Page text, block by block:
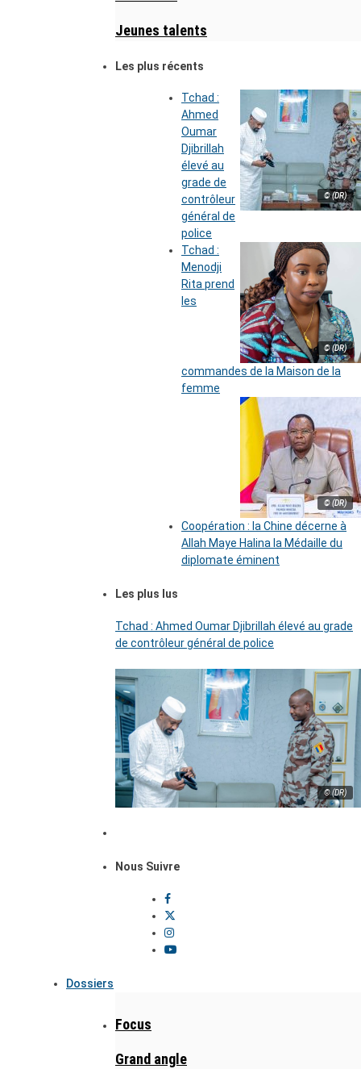
Jeunes talents
Les plus récents
© (DR)
Tchad :
Ahmed
Oumar
Djibrillah
élevé au
grade de
contrôleur
général de
police
© (DR)
Tchad :
Menodji
Rita prend
les
commandes de la Maison de la
femme
© (DR)
Coopération : la Chine décerne à
Allah Maye Halina la Médaille du
diplomate éminent
Les plus lus
Tchad : Ahmed Oumar Djibrillah élevé au grade
de contrôleur général de police
© (DR)
Nous Suivre
Dossiers
Focus
Grand angle